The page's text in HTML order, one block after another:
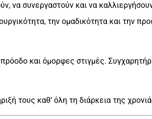
να συνεργαστούν και να
την ομαδικότητα και την
και όμορφες στιγμές.
τους καθ’ όλη τη διάρκεια της